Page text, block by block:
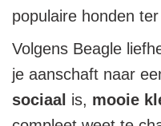
populaire honden
Volgens Beagle
je aanschaft naar
sociaal is, mooie